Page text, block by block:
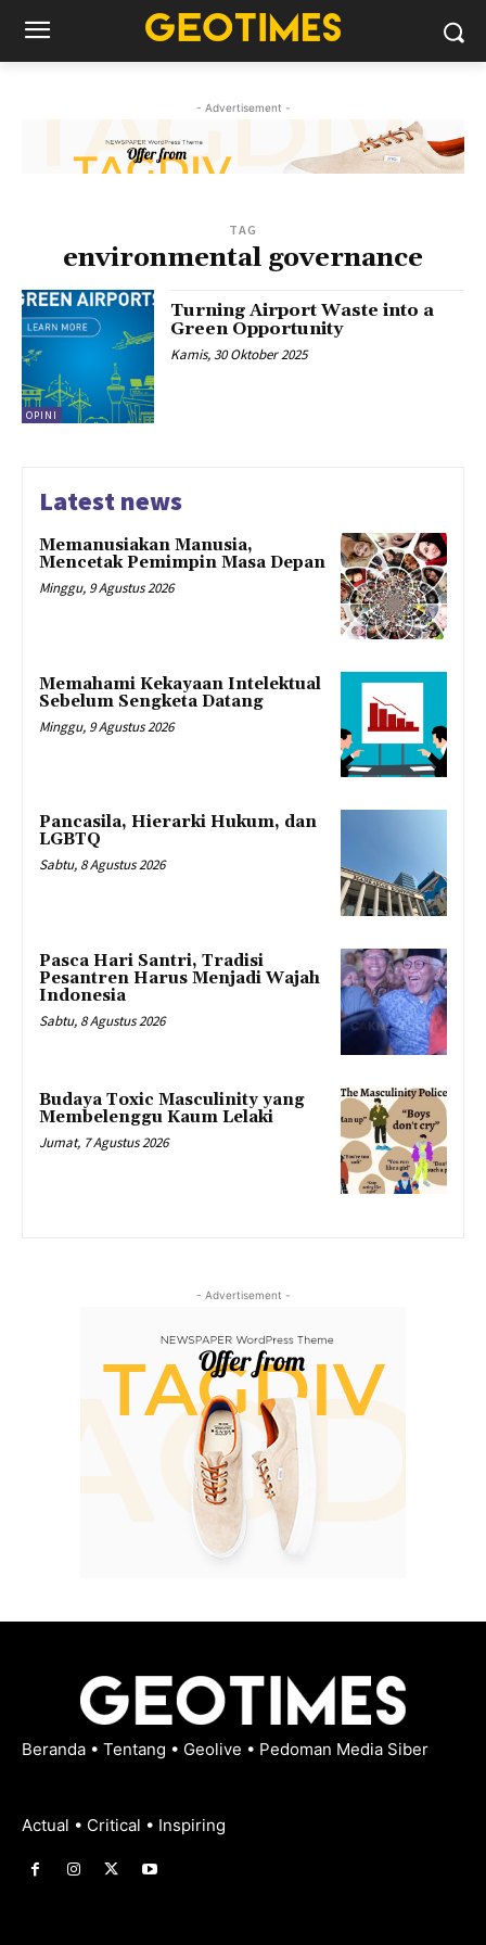
- Advertisement -
TAG
environmental governance
OPINI
Turning Airport Waste into a
Green Opportunity
Kamis, 30 Oktober 2025
Latest news
Memanusiakan Manusia,
Mencetak Pemimpin Masa Depan
Minggu, 9 Agustus 2026
Memahami Kekayaan Intelektual
Sebelum Sengketa Datang
Minggu, 9 Agustus 2026
Pancasila, Hierarki Hukum, dan
LGBTQ
Sabtu, 8 Agustus 2026
Pasca Hari Santri, Tradisi
Pesantren Harus Menjadi Wajah
Indonesia
Sabtu, 8 Agustus 2026
Budaya Toxic Masculinity yang
Membelenggu Kaum Lelaki
Jumat, 7 Agustus 2026
- Advertisement -
Beranda • Tentang • Geolive • Pedoman Media Siber
Actual • Critical • Inspiring